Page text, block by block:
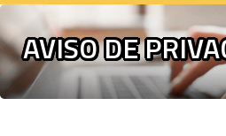
AVISO DE